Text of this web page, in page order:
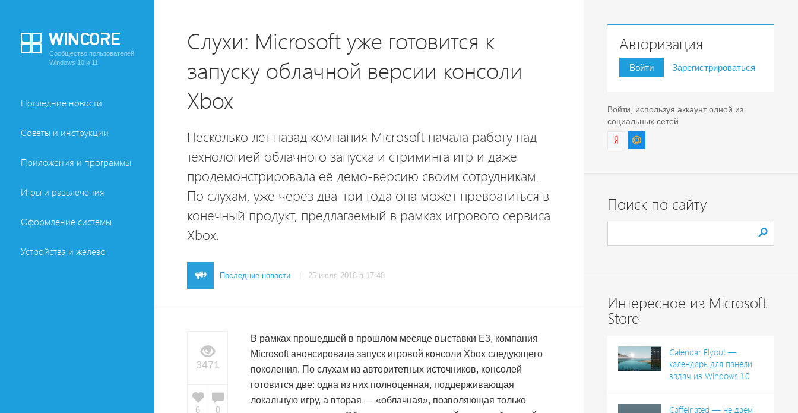
Сообщество пользователей
Windows 10 и 11
Последние новости
Советы и инструкции
Приложения и программы
Игры и развлечения
Оформление системы
Устройства и железо
Слухи: Microsoft уже готовится к
запуску облачной версии консоли
Xbox
Несколько лет назад компания Microsoft начала работу над
технологией облачного запуска и стриминга игр и даже
продемонстрировала её демо-версию своим сотрудникам.
По слухам, уже через два-три года она может превратиться в
конечный продукт, предлагаемый в рамках игрового сервиса
Xbox.
Последние новости | 25 июля 2018 в 17:48
3471
6 0
В рамках прошедшей в прошлом месяце выставки E3, компания
Microsoft анонсировала запуск игровой консоли Xbox следующего
поколения. По слухам из авторитетных источников, консолей
готовится две: одна из них полноценная, поддерживающая
локальную игру, а вторая — «облачная», позволяющая только
Авторизация
Войти Зарегистрироваться
Войти, используя аккаунт одной из
социальных сетей
Поиск по сайту
Интересное из Microsoft
Store
Calendar Flyout —
календарь для панели
задач из Windows 10
Caffeinated — не даём